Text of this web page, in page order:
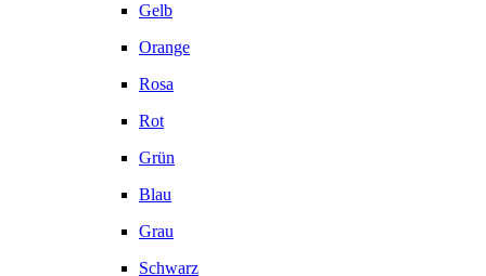
Gelb
Orange
Rosa
Rot
Grün
Blau
Grau
Schwarz